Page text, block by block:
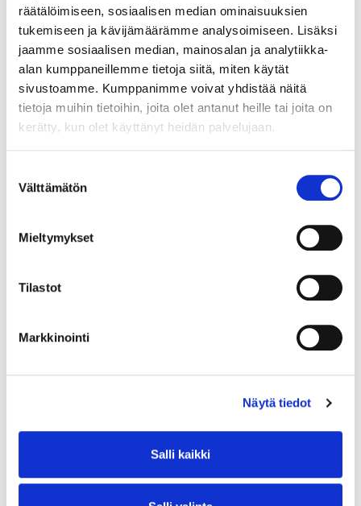
räätälöimiseen, sosiaalisen median ominaisuuksien
tukemiseen ja kävijämäärämme analysoimiseen. Lisäksi
jaamme sosiaalisen median, mainosalan ja analytiikka-
alan kumppaneillemme tietoja siitä, miten käytät
sivustoamme. Kumppanimme voivat yhdistää näitä
tietoja muihin tietoihin, joita olet antanut heille tai joita on
kerätty, kun olet käyttänyt heidän palvelujaan.
valinta
Välttämätön
Mieltymykset
Tilastot
Markkinointi
Näytä tiedot
Salli kaikki